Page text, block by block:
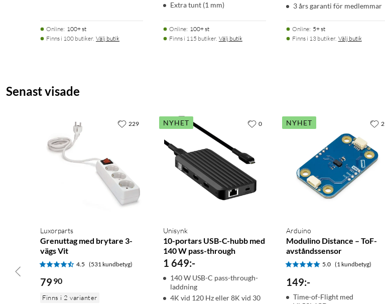
Online: 100+ st
Finns i 100 butiker. Välj butik
Extra tunt (1 mm)
Online: 100+ st
Finns i 115 butiker. Välj butik
3 års garanti för medlemmar
Online: 5+ st
Finns i 13 butiker. Välj butik
Senast visade
Luxorparts
Grenuttag med brytare 3-
vägs Vit
4.5 (531 kundbetyg)
79 90
Finns i 2 varianter
229 NYHET
Unisynk
10-portars USB-C-hubb med
140 W pass-through
1 649:-
140 W USB-C pass-through-
laddning
4K vid 120 Hz eller 8K vid 30
0 NYHET
Arduino
Modulino Distance – ToF-
avståndssensor
5.0 (1 kundbetyg)
149:-
Time-of-Flight med
2